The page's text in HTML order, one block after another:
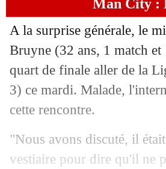
Man City :
A la surprise générale, le
Bruyne (32 ans, 1 match
quart de finale aller de la
3) ce mardi. Malade,
cette rencontre.
"Nous avons discuté, il
vestiaire pour dire qu'il ne
10/04 JO 2024 (f) : les
10/04 Real-City: Agüero
10/04 VIDEO: les
10/04 PSG: le groupe